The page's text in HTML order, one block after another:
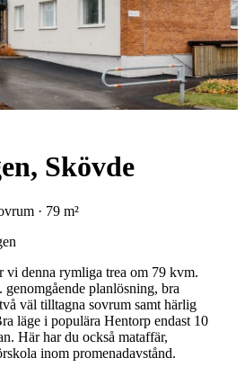
Skövde
· 79 m²
vi denna rymliga trea om 79 kvm.
genomgående planlösning, bra
väl tilltagna sovrum samt härlig
läge i populära Hentorp endast 10
Här har du också mataffär,
inom promenadavstånd.